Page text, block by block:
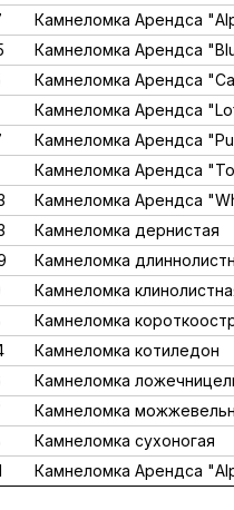
Камнеломка Арендса
Камнеломка Арендса
Камнеломка Арендса
Камнеломка Арендса
Камнеломка Арендса
Камнеломка Арендса
Камнеломка Арендса
Камнеломка дернистая
Камнеломка
Камнеломка
Камнеломка
Камнеломка котиледон
Камнеломка
Камнеломка
Камнеломка сухоногая
Камнеломка Арендса